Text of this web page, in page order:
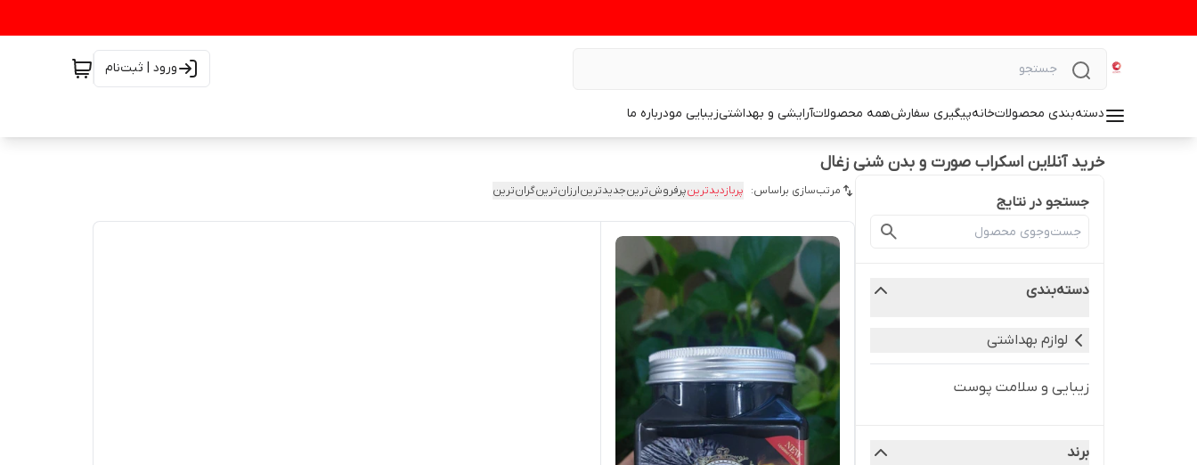
ورود | ثبت‌نام
دسته‌بندی محصولاتخانهپیگیری سفارشهمه محصولاتآرایشی و بهداشتیزیبایی مودرباره ما
خرید آنلاین اسکراب صورت و بدن شنی زغال
جستجو در نتایج
دسته‌بندی
لوازم بهداشتی
زیبایی و سلامت پوست
برند
مرتب‌سازی براساس: پربازدیدترینپرفروش‌ترینجدیدترینارزان‌ترینگران‌ترین